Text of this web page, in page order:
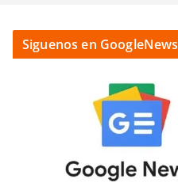
Siguenos en GoogleNews